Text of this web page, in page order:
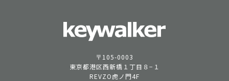
〒105-0003
東京都港区西新橋１丁目８−１
REVZO虎ノ門4F